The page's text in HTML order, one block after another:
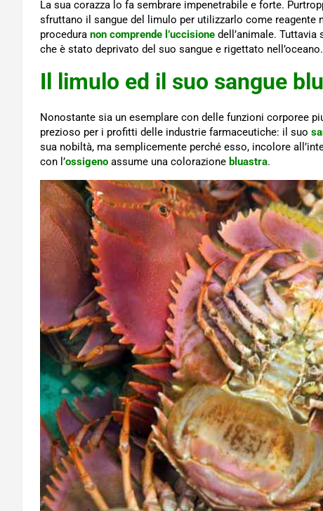
La sua corazza lo fa sembrare impenetrabile e forte.
sfruttano il sangue del limulo per utilizzarlo come
procedura non comprende l’uccisione dell’animale.
che è stato deprivato del suo sangue e rigettato nell’oceano.
Il limulo ed il suo sangue blu
Nonostante sia un esemplare con delle funzioni corporee
prezioso per i profitti delle industrie farmaceutiche: il suo
sua nobiltà, ma semplicemente perché esso, incolore
con l’ossigeno assume una colorazione bluastra.